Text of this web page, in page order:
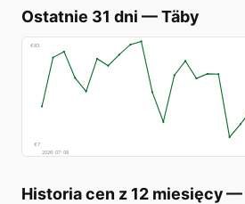
Ostatnie 31 dni —Täby
€83
€7
2026-07-08
Historia cen z 12 miesięcy—